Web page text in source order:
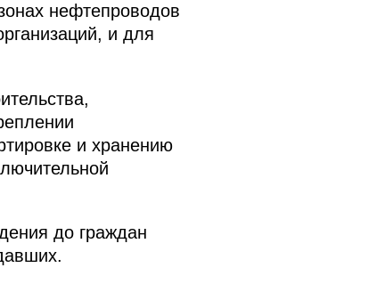
нефтепроводов
и для
и хранению
до граждан